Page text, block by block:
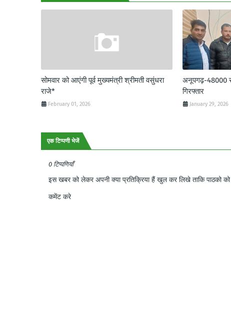
सोमवार को आएंगी पूर्व मुख्यमंत्री श्रीमती वसुंधरा
राजे*
February 01, 2026
अनूपगढ़-48000
गिरफ्तार
January 29, 2026
एक टिप्पणी भेजें
0 टिप्पणियाँ
इस खबर को लेकर अपनी क्या प्रतिक्रिया हैं खुल कर लिखे ताकि पाठको
कमेंट करे